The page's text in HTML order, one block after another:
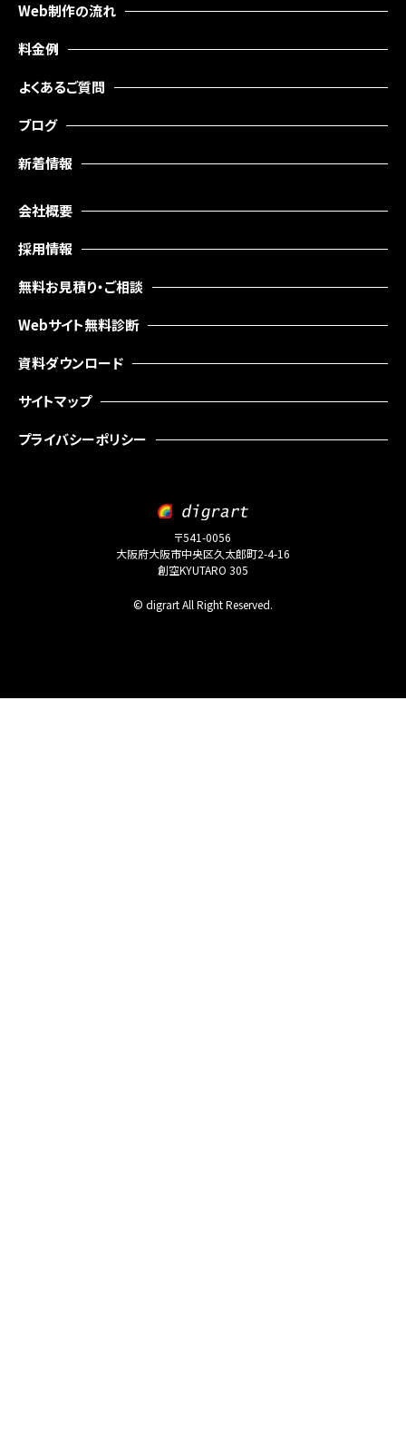
Web制作の流れ
料金例
よくあるご質問
ブログ
新着情報
会社概要
採用情報
無料お見積り・ご相談
Webサイト無料診断
資料ダウンロード
サイトマップ
プライバシーポリシー
〒541-0056
大阪府大阪市中央区久太郎町2-4-16
創空KYUTARO 305
© digrart All Right Reserved.